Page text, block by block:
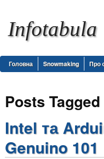
Infotabula
Головна Snowmaking Про
Posts
Intel та
Genuino 101